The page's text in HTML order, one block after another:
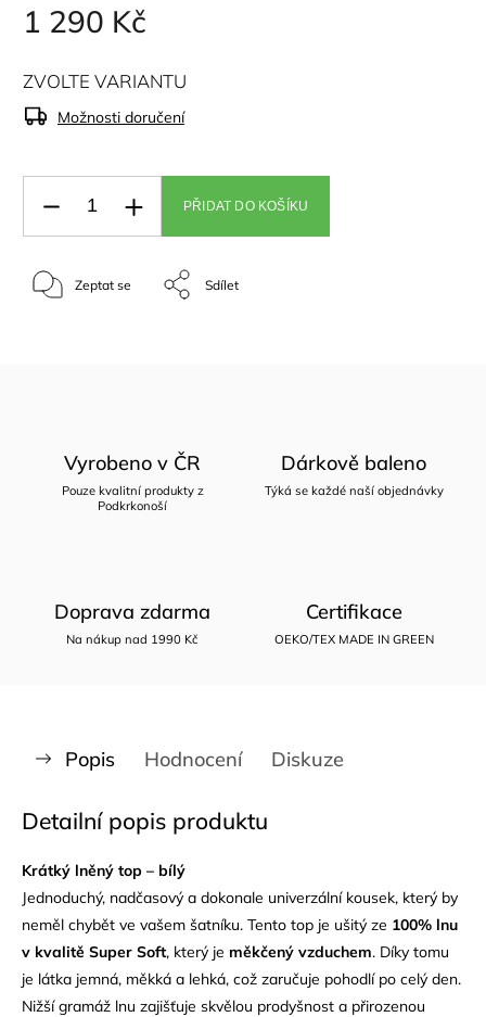
1 290 Kč
ZVOLTE VARIANTU
Možnosti doručení
PŘIDAT DO KOŠÍKU
Zeptat se Sdílet
Vyrobeno v ČR
Pouze kvalitní produkty z
Podkrkonoší
Dárkově baleno
Týká se každé naší objednávky
Doprava zdarma
Na nákup nad 1990 Kč
Certifikace
OEKO/TEX MADE IN GREEN
Popis Hodnocení Diskuze
Detailní popis produktu
Krátký lněný top – bílý
Jednoduchý, nadčasový a dokonale univerzální kousek, který by
neměl chybět ve vašem šatníku. Tento top je ušitý ze 100% lnu
v kvalitě Super Soft, který je měkčený vzduchem. Díky tomu
je látka jemná, měkká a lehká, což zaručuje pohodlí po celý den.
Nižší gramáž lnu zajišťuje skvělou prodyšnost a přirozenou